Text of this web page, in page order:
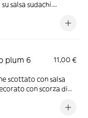
salsa sudachi.
plum 6
11,00 €
scottato con salsa
con scorza di